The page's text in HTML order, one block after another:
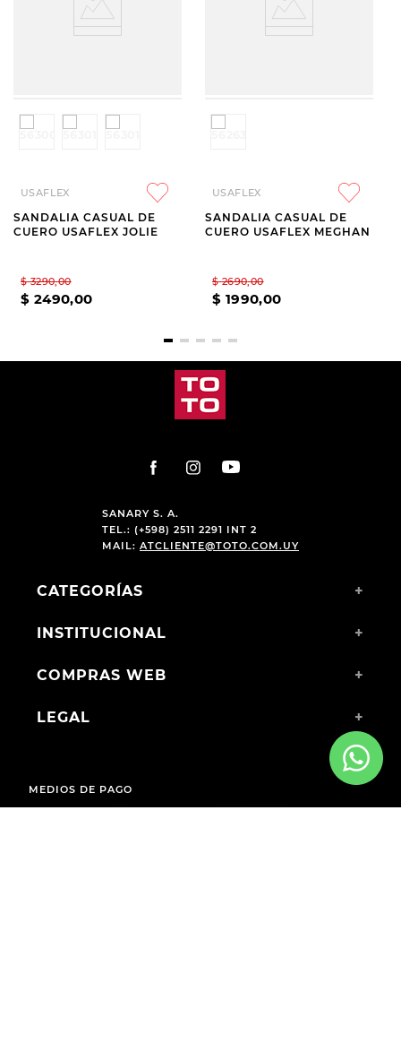
USAFLEX
SANDALIA CASUAL DE
CUERO USAFLEX JOLIE
$ 3290,00
$ 2490,00
USAFLEX
SANDALIA CASUAL DE
CUERO USAFLEX MEGHAN
$ 2690,00
$ 1990,00
SANARY S. A.
TEL.: (+598) 2511 2291 INT 2
MAIL: ATCLIENTE@TOTO.COM.UY
CATEGORÍAS +
INSTITUCIONAL +
COMPRAS WEB +
LEGAL +
MEDIOS DE PAGO